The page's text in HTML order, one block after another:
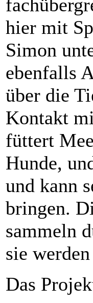
hier mit
Simon
ebenfalls
über die
Kontakt
füttert
Hunde,
und kann
bringen.
sammeln
sie
Das